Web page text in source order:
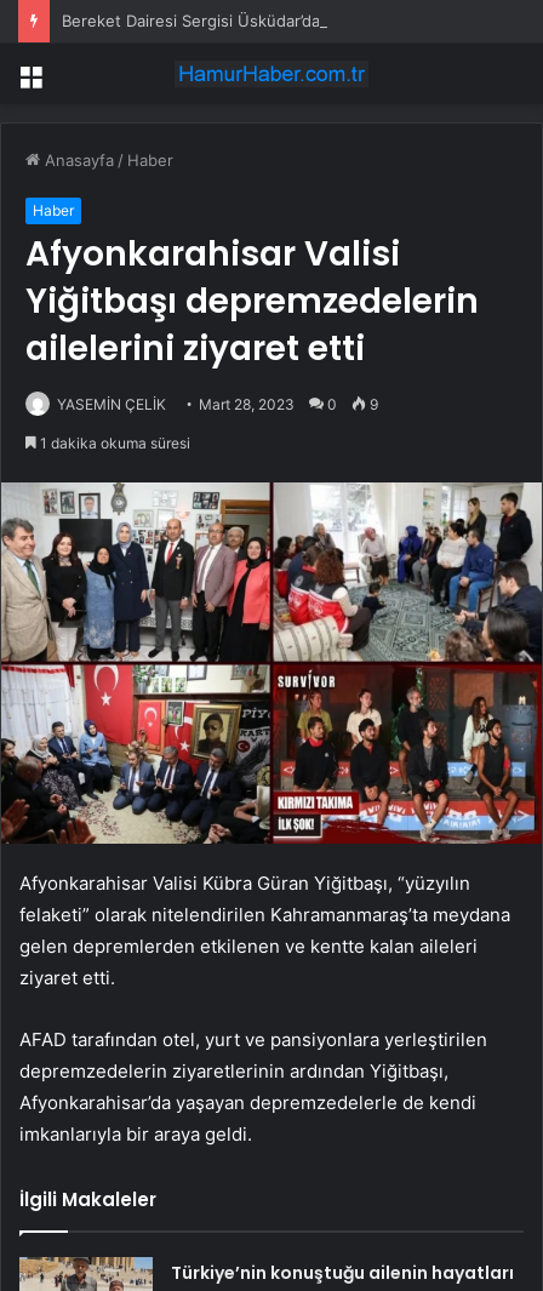
Bereket Dairesi Sergisi Üsküdar’da
Menü
Anasayfa / Haber
Haber
Afyonkarahisar Valisi
Yiğitbaşı depremzedelerin
ailelerini ziyaret etti
YASEMİN ÇELİK Mart 28, 2023 0 9
1 dakika okuma süresi
Afyonkarahisar Valisi Kübra Güran Yiğitbaşı, “yüzyılın
felaketi” olarak nitelendirilen Kahramanmaraş’ta meydana
gelen depremlerden etkilenen ve kentte kalan aileleri
ziyaret etti.
AFAD tarafından otel, yurt ve pansiyonlara yerleştirilen
depremzedelerin ziyaretlerinin ardından Yiğitbaşı,
Afyonkarahisar’da yaşayan depremzedelerle de kendi
imkanlarıyla bir araya geldi.
İlgili Makaleler
Türkiye’nin konuştuğu ailenin hayatları